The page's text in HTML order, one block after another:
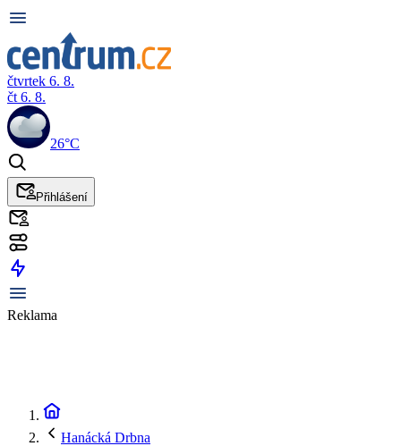
čtvrtek 6. 8.
čt 6. 8.
26°C
Přihlášení
Reklama
Hanácká Drbna